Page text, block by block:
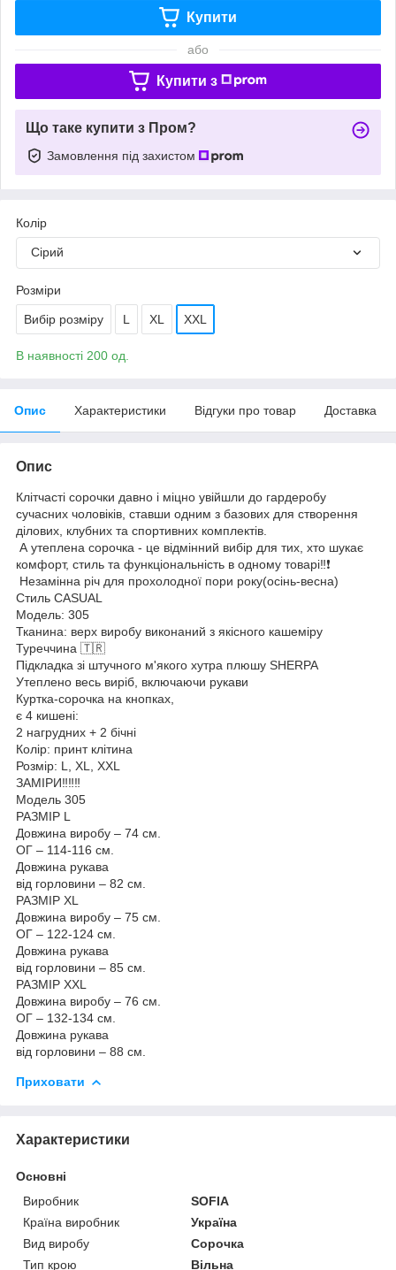
Купити
або
Купити з
Що таке купити з Пром?
Замовлення під захистом
Колір
Сірий
Розміри
Вибір розміру L XL XXL
В наявності 200 од.
Опис Характеристики Відгуки про товар Доставка
Опис
Клітчасті сорочки давно і міцно увійшли до гардеробу
сучасних чоловіків, ставши одним з базових для створення
ділових, клубних та спортивних комплектів.
А утеплена сорочка - це відмінний вибір для тих, хто шукає
комфорт, стиль та функціональність в одному товарі‼️❗️
Незамінна річ для прохолодної пори року(осінь-весна)
Стиль CASUAL
Модель: 305
Тканина: верх виробу виконаний з якісного кашеміру
Туреччина 🇹🇷
Підкладка зі штучного м'якого хутра плюшу SHERPA
Утеплено весь виріб, включаючи рукави
Куртка-сорочка на кнопках,
є 4 кишені:
2 нагрудних + 2 бічні
Колір: принт клітина
Розмір: L, XL, XXL
ЗАМІРИ‼️‼️‼️
Модель 305
РАЗМІР L
Довжина виробу – 74 см.
ОГ – 114-116 см.
Довжина рукава
від горловини – 82 см.
РАЗМІР XL
Довжина виробу – 75 см.
ОГ – 122-124 см.
Довжина рукава
від горловини – 85 см.
РАЗМІР XXL
Довжина виробу – 76 см.
ОГ – 132-134 см.
Довжина рукава
від горловини – 88 см.
Приховати
Характеристики
Основні
Виробник
SOFIA
Країна виробник
Україна
Вид виробу
Сорочка
Тип крою
Вільна